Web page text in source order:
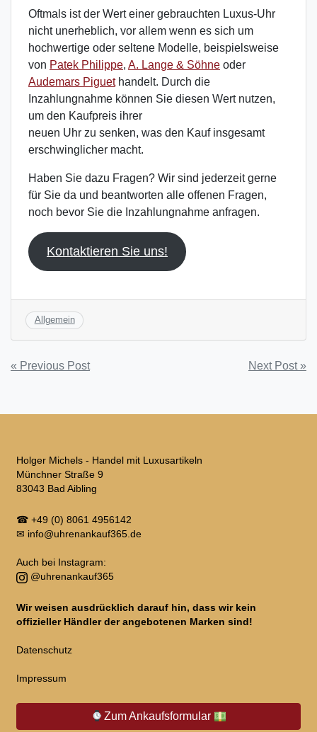
Oftmals ist der Wert einer gebrauchten Luxus-Uhr
nicht unerheblich, vor allem wenn es sich um
hochwertige oder seltene Modelle, beispielsweise
von Patek Philippe, A. Lange & Söhne oder
Audemars Piguethandelt. Durch die
Inzahlungnahme können Sie diesen Wert nutzen,
um den Kaufpreis ihrer
neuen Uhr zu senken, was den Kauf insgesamt
erschwinglicher macht.
Haben Sie dazu Fragen? Wir sind jederzeit gerne
für Sie da und beantworten alle offenen Fragen,
noch bevor Sie die Inzahlungnahme anfragen.
Kontaktieren Sie uns!
Allgemein
Beitragsnavigation
« Previous Post Next Post »
Holger Michels - Handel mit Luxusartikeln
Münchner Straße 9
83043 Bad Aibling
☎ +49 (0) 8061 4956142
✉ info@uhrenankauf365.de
Auch bei Instagram:
@uhrenankauf365
Wir weisen ausdrücklich darauf hin, dass wir kein
offizieller Händler der angebotenen Marken sind!
Datenschutz
Impressum
Zum Ankaufsformular